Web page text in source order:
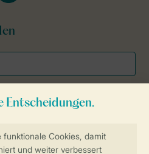
Online-Buchung